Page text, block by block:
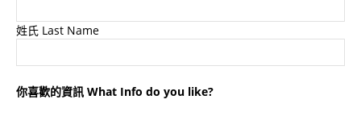
姓氏 Last Name
你喜歡的資訊 What Info do you like?